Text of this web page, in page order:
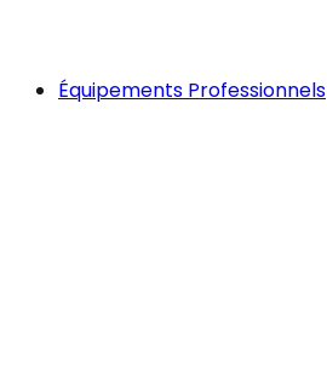
Équipements Professionnels